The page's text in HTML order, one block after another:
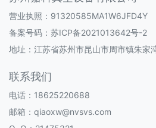
营业执照：91320585MA1W6JFD4Y
备案号码： 苏ICP备2021013642号-2
地址：江苏省苏州市昆山市周市镇朱家
联系我们
电话：18625220688
邮箱：qiaoxw@nvsvs.com